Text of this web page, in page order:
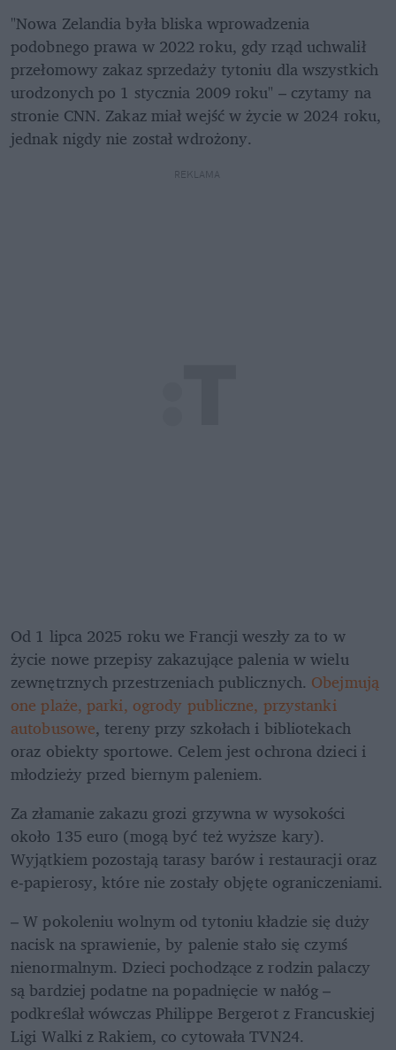
"Nowa Zelandia była bliska wprowadzenia
podobnego prawa w 2022 roku, gdy rząd uchwalił
przełomowy zakaz sprzedaży tytoniu dla wszystkich
urodzonych po 1 stycznia 2009 roku" – czytamy na
stronie CNN. Zakaz miał wejść w życie w 2024 roku,
jednak nigdy nie został wdrożony.
REKLAMA
Od 1 lipca 2025 roku we Francji weszły za to w
życie nowe przepisy zakazujące palenia w wielu
zewnętrznych przestrzeniach publicznych. Obejmują
one plaże, parki, ogrody publiczne, przystanki
autobusowe, tereny przy szkołach i bibliotekach
oraz obiekty sportowe. Celem jest ochrona dzieci i
młodzieży przed biernym paleniem.
Za złamanie zakazu grozi grzywna w wysokości
około 135 euro (mogą być też wyższe kary).
Wyjątkiem pozostają tarasy barów i restauracji oraz
e‑papierosy, które nie zostały objęte ograniczeniami.
– W pokoleniu wolnym od tytoniu kładzie się duży
nacisk na sprawienie, by palenie stało się czymś
nienormalnym. Dzieci pochodzące z rodzin palaczy
są bardziej podatne na popadnięcie w nałóg –
podkreślał wówczas Philippe Bergerot z Francuskiej
Ligi Walki z Rakiem, co cytowała TVN24.